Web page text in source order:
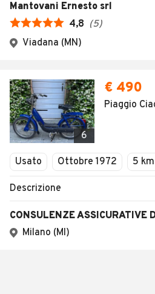
Mantovani Ernesto srl
4,8 (5)
Viadana (MN)
6
€ 490
Piaggio
Usato Ottobre 1972 5 km
Descrizione
CONSULENZE ASSICURATIVE
Milano (MI)